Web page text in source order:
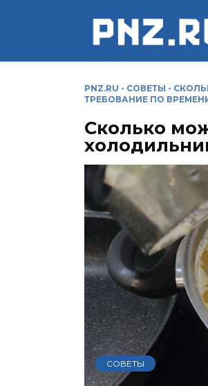
PNZ.RU - СОВЕТЫ -
ТРЕБОВАНИЕ ПО
Сколько
СОВЕТЫ